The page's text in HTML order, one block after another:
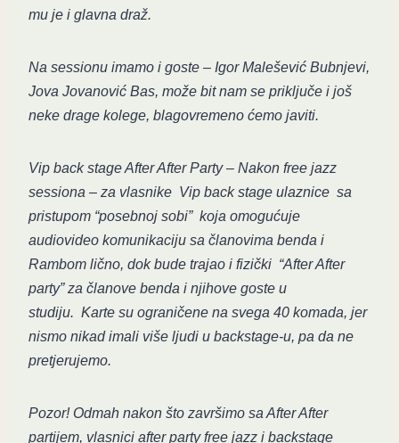
mu je i glavna draž.
Na sessionu imamo i goste – Igor Malešević Bubnjevi,
Jova Jovanović Bas, može bit nam se priključe i još
neke drage kolege, blagovremeno ćemo javiti.
Vip back stage After After Party – Nakon free jazz
sessiona – za vlasnike Vip back stage ulaznice sa
pristupom “posebnoj sobi” koja omogućuje
audiovideo komunikaciju sa članovima benda i
Rambom lično, dok bude trajao i fizički “After After
party” za članove benda i njihove goste u
studiju. Karte su ograničene na svega 40 komada, jer
nismo nikad imali više ljudi u backstage-u, pa da ne
pretjerujemo.
Pozor! Odmah nakon što završimo sa After After
partijem, vlasnici after party free jazz i backstage